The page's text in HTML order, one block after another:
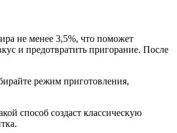
не менее 3,5%, что поможет
и предотвратить пригорание. После
режим приготовления,
способ создаст классическую